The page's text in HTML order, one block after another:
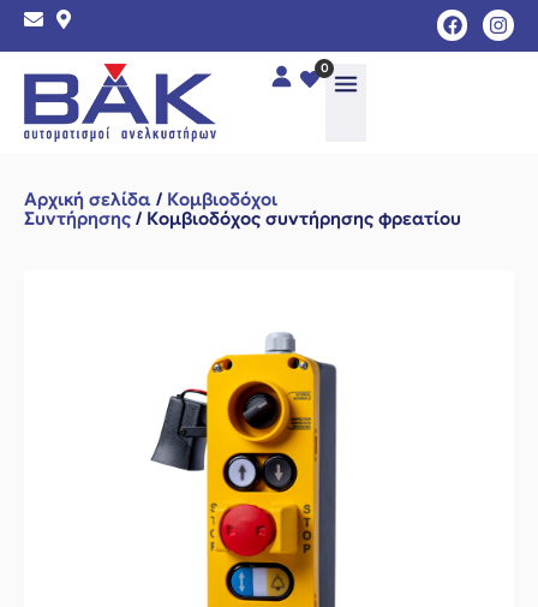
0
Αρχική σελίδα / Κομβιοδόχοι
Συντήρησης / Κομβιοδόχος συντήρησης φρεατίου